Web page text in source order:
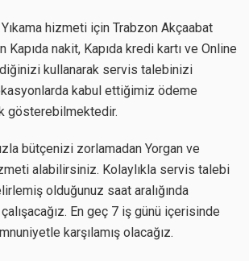
hizmeti için Trabzon Akçaabat
Kapıda nakit, Kapıda kredi kartı ve Online
kullanarak servis talebinizi
kabul ettiğimiz ödeme
gösterebilmektedir.
bütçenizi zorlamadan Yorgan ve
alabilirsiniz. Kolaylıkla servis talebi
olduğunuz saat aralığında
En geç 7 iş günü içerisinde
karşılamış olacağız.